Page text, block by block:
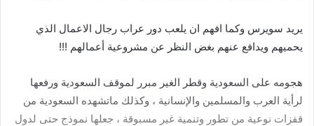
يريد سويرس وكما افهم ان يلعب دور عراب رجال الاعمال الذي
يحميهم ويدافع عنهم بغض النظر عن مشروعية أعمالهم !!!
هجومه على السعودية وقطر الغير مبرر لموقف السعودية ورفعها
لرأية العرب والمسلمين والإنسانية ، وكذلك ماتشهده السعودية من
قفزات نوعية من تطور وتنمية غير مسبوقة ، جعلها نموذج حتى لدول